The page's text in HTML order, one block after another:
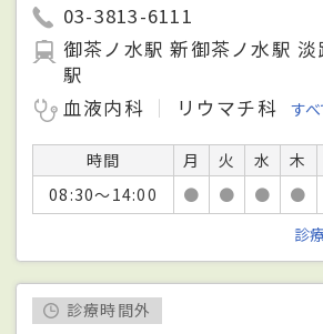
03-3813-6111
御茶ノ水駅 新御茶ノ水駅
駅
血液内科
リウマチ科 す
時間 月 火 水 木
08:30～14:00
● ● ● ●
診
診療時間外